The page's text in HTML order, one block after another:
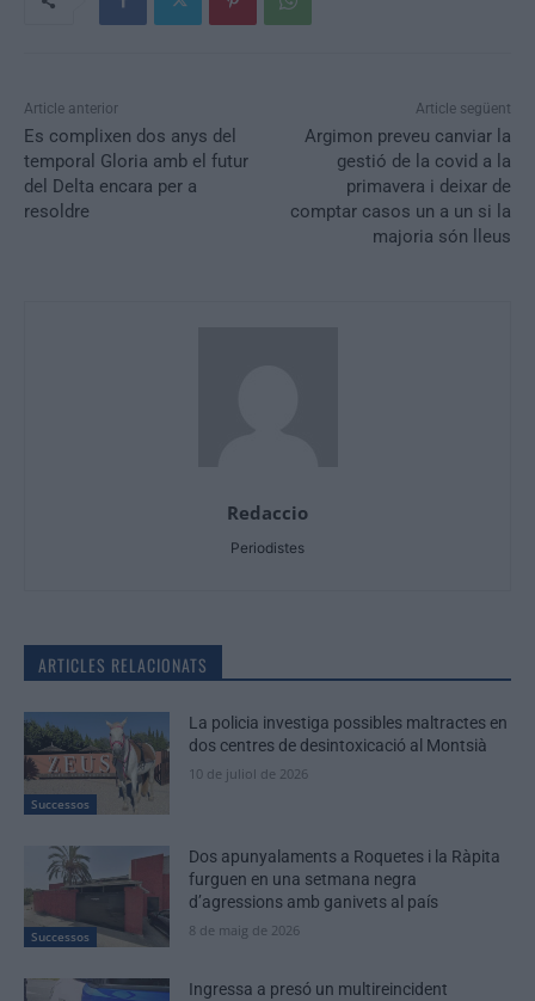
Article anterior
Es complixen dos anys del
temporal Gloria amb el futur
del Delta encara per a
resoldre
Article següent
Argimon preveu canviar la
gestió de la covid a la
primavera i deixar de
comptar casos un a un si la
majoria són lleus
Redaccio
Periodistes
ARTICLES RELACIONATS
Successos
La policia investiga possibles maltractes en
dos centres de desintoxicació al Montsià
10 de juliol de 2026
Successos
Dos apunyalaments a Roquetes i la Ràpita
furguen en una setmana negra
d’agressions amb ganivets al país
8 de maig de 2026
Ingressa a presó un multireincident